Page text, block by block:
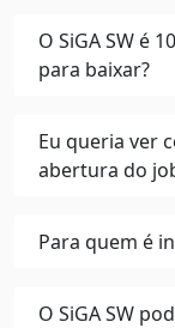
O SiGA SW é
para baixar?
Eu queria ver
abertura do
Para quem é
O SiGA SW